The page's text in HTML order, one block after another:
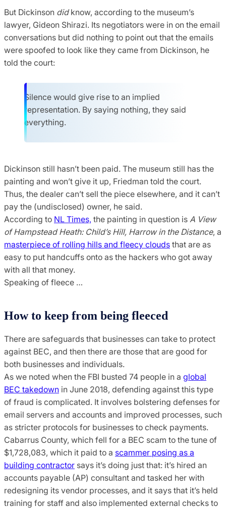
But Dickinson didknow, according to the museum’s
lawyer, Gideon Shirazi. Its negotiators were in on the email
conversations but did nothing to point out that the emails
were spoofed to look like they came from Dickinson, he
told the court:
Silence would give rise to an implied
representation. By saying nothing, they said
everything.
Dickinson still hasn’t been paid. The museum still has the
painting and won’t give it up, Friedman told the court.
Thus, the dealer can’t sell the piece elsewhere, and it can’t
pay the (undisclosed) owner, he said.
According to NL Times, the painting in question is A View
of Hampstead Heath: Child’s Hill, Harrow in the Distance, a
masterpiece of rolling hills and fleecy clouds that are as
easy to put handcuffs onto as the hackers who got away
with all that money.
Speaking of fleece …
How to keep from being fleeced
There are safeguards that businesses can take to protect
against BEC, and then there are those that are good for
both businesses and individuals.
As we noted when the FBI busted 74 people in a global
BEC takedown in June 2018, defending against this type
of fraud is complicated. It involves bolstering defenses for
email servers and accounts and improved processes, such
as stricter protocols for businesses to check payments.
Cabarrus County, which fell for a BEC scam to the tune of
$1,728,083, which it paid to a scammer posing as a
building contractor says it’s doing just that: it’s hired an
accounts payable (AP) consultant and tasked her with
redesigning its vendor processes, and it says that it’s held
training for staff and also implemented external checks to